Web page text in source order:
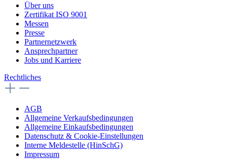
Über uns
Zertifikat ISO 9001
Messen
Presse
Partnernetzwerk
Ansprechpartner
Jobs und Karriere
Rechtliches
AGB
Allgemeine Verkaufsbedingungen
Allgemeine Einkaufsbedingungen
Datenschutz & Cookie-Einstellungen
Interne Meldestelle (HinSchG)
Impressum